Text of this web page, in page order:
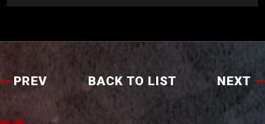
PREV BACK TO LIST NEXT